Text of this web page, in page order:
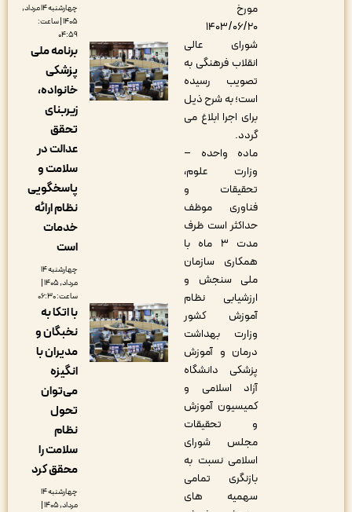
۱۴۰۳/۰۶/۲۰
شورای عالی
انقلاب فرهنگی به
تصویب رسیده
است؛ به شرح ذیل
برای اجرا ابلاغ می
ماده واحده –
وزارت علوم،
تحقیقات و
فناوری موظف
حداکثر است ظرف
مدت ۳ ماه با
همکاری سازمان
ملی سنجش و
ارزشیابی نظام
آموزش کشور
وزارت بهداشت
درمان و آموزش
پزشکی دانشگاه
آزاد اسلامی و
کمیسیون آموزش
و تحقیقات
مجلس شورای
اسلامی نسبت به
بازنگری تمامی
سهمیه های
چهارشنبه ۱۴ مرداد,
۱۴۰۵ | ساعت:
برنامه ملی
پزشکی
خانواده،
عدالت در
سلامت و
پاسخگویی
نظام ارائه
چهارشنبه ۱۴
مرداد, ۱۴۰۵ |
با اتکا به
نخبگان و
مدیران با
می‌توان
سلامت را
محقق کرد
چهارشنبه ۱۴
مرداد, ۱۴۰۵ |